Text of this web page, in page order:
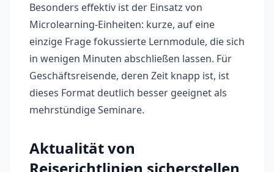
Besonders effektiv ist der Einsatz von
Microlearning-Einheiten: kurze, auf eine
einzige Frage fokussierte Lernmodule, die sich
in wenigen Minuten abschließen lassen. Für
Geschäftsreisende, deren Zeit knapp ist, ist
dieses Format deutlich besser geeignet als
mehrstündige Seminare.
Aktualität von